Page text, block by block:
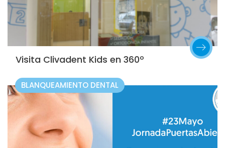
Visita Clivadent Kids en 360º
BLANQUEAMIENTO DENTAL